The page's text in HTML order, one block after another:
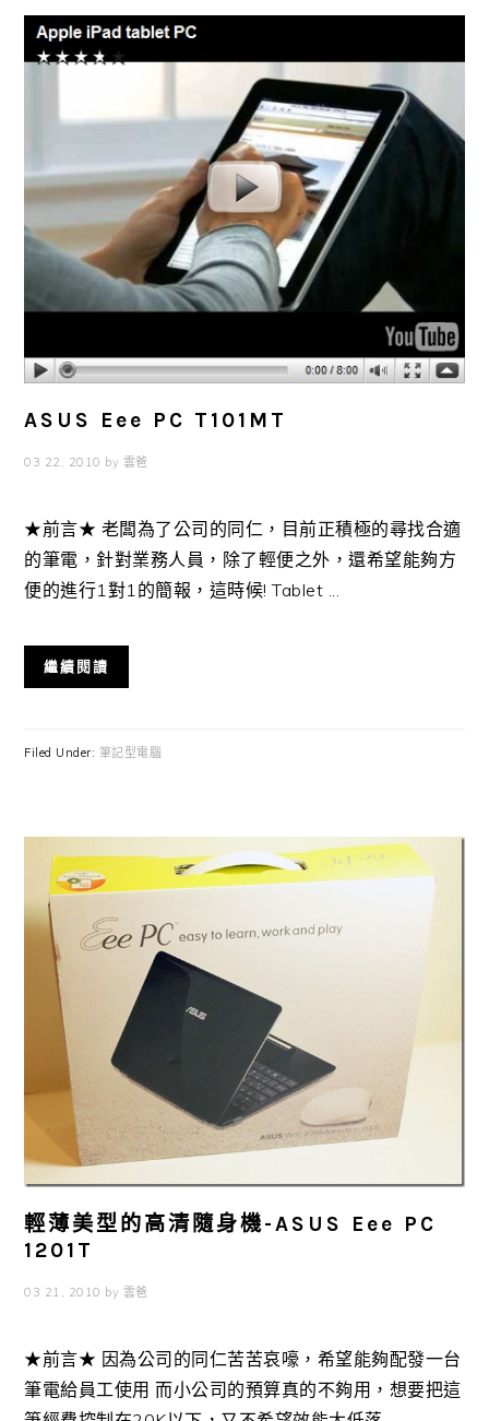
ASUS Eee PC T101MT
03 22, 2010 by 雲爸
★前言★ 老闆為了公司的同仁，目前正積極的尋找合適
的筆電，針對業務人員，除了輕便之外，還希望能夠方
便的進行1對1的簡報，這時候! Tablet ...
繼續閱讀
Filed Under: 筆記型電腦
輕薄美型的高清隨身機-ASUS Eee PC
1201T
03 21, 2010 by 雲爸
★前言★ 因為公司的同仁苦苦哀嚎，希望能夠配發一台
筆電給員工使用 而小公司的預算真的不夠用，想要把這